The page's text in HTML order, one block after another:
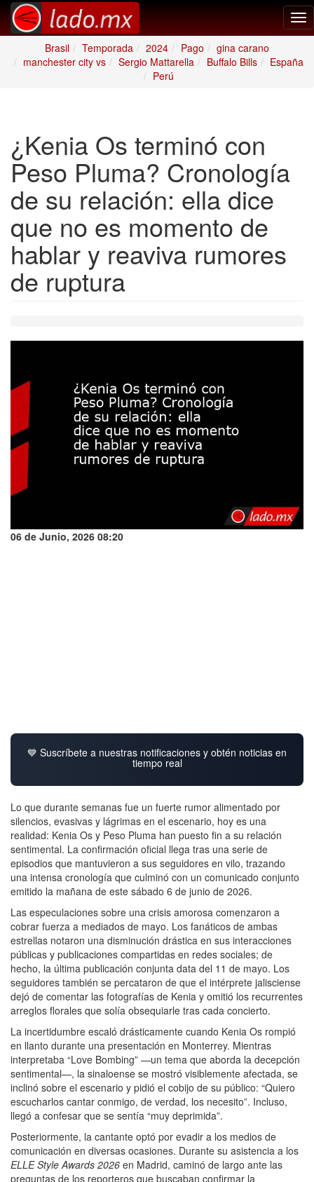
Brasil
Temporada 2024 Pago
gina carano
manchester city vs
Sergio Mattarella Buffalo Bills
España
Perú
¿Kenia Os terminó con
Peso Pluma? Cronología
de su relación: ella dice
que no es momento de
hablar y reaviva rumores
de ruptura
06 de Junio, 2026 08:20
💙 Suscríbete a nuestras notificaciones y obtén noticias en
tiempo real
Lo que durante semanas fue un fuerte rumor alimentado por
silencios, evasivas y lágrimas en el escenario, hoy es una
realidad: Kenia Os y Peso Pluma han puesto fin a su relación
sentimental. La confirmación oficial llega tras una serie de
episodios que mantuvieron a sus seguidores en vilo, trazando
una intensa cronología que culminó con un comunicado conjunto
emitido la mañana de este sábado 6 de junio de 2026.
Las especulaciones sobre una crisis amorosa comenzaron a
cobrar fuerza a mediados de mayo. Los fanáticos de ambas
estrellas notaron una disminución drástica en sus interacciones
públicas y publicaciones compartidas en redes sociales; de
hecho, la última publicación conjunta data del 11 de mayo. Los
seguidores también se percataron de que el intérprete jalisciense
dejó de comentar las fotografías de Kenia y omitió los recurrentes
arreglos florales que solía obsequiarle tras cada concierto.
La incertidumbre escaló drásticamente cuando Kenia Os rompió
en llanto durante una presentación en Monterrey. Mientras
interpretaba “Love Bombing” —un tema que aborda la decepción
sentimental—, la sinaloense se mostró visiblemente afectada, se
inclinó sobre el escenario y pidió el cobijo de su público: “Quiero
escucharlos cantar conmigo, de verdad, los necesito”. Incluso,
llegó a confesar que se sentía “muy deprimida”.
Posteriormente, la cantante optó por evadir a los medios de
comunicación en diversas ocasiones. Durante su asistencia a los
ELLE Style Awards 2026 en Madrid, caminó de largo ante las
preguntas de los reporteros que buscaban confirmar la